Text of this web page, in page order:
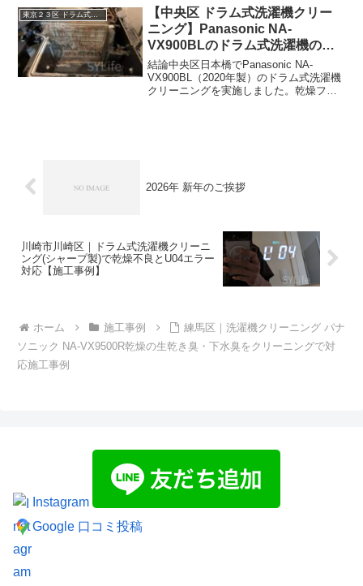
東京２３区 ドラム式洗濯機クリーニング
【中央区 ドラム式洗濯機クリー
ニング】Panasonic NA-
VX900BLのドラム式洗濯機の乾
燥不良・生乾きを改善事例
結論中央区日本橋でPanasonic NA-
VX900BL（2020年製）のドラム式洗濯機
クリーニングを実施しました。乾燥フィ
2026年 新年のご挨拶
川崎市川崎区｜ドラム式洗濯機クリーニ
ング(シャープ製)で乾燥不良とU04エラー
対応【施工事例】
ホーム 施工事例
練馬区｜洗濯機クリーニング パナ
ソニック NA-VX9500R乾燥の生乾き臭・下水臭をクリーニングで対
応施工事例
Instagram
Google 口コミ投稿